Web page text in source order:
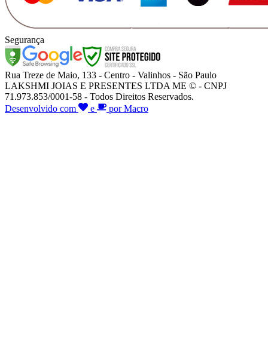
Segurança
Rua Treze de Maio, 133 - Centro - Valinhos - São Paulo
LAKSHMI JOIAS E PRESENTES LTDA ME © - CNPJ
71.973.853/0001-58 - Todos Direitos Reservados.
Desenvolvido com
e por Macro